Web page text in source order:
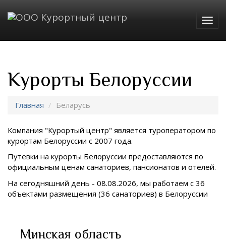
Курорты Белоруссии
Главная Беларусь
Компания "Курортый центр" является туроператором по
курортам Белоруссии с 2007 года.
Путевки на курорты Белоруссии предоставляются по
официальным ценам санаториев, пансионатов и отелей.
На сегодняшний день - 08.08.2026, мы работаем с 36
объектами размещения (36 санаториев) в Белоруссии
Минская область